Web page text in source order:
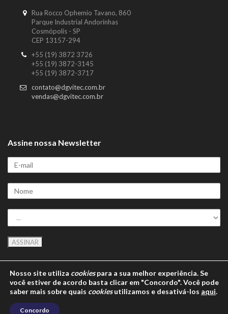
Rua Rocco Ophemio Tavano, 860
Parque Industrial Andorinhas
Cosmópolis - SP
CEP 13157-294
+55 (19) 3872 3726
+55 (19) 3872-3145
+55 (19) 3872-3717
contato@dgvitec.com.br
vendas@dgvitec.com.br
Assine nossa Newsletter
Caldeiraria
Nosso site utiliza cookiespara a sua melhor experiência. Se
você estiver de acordo basta clicar em "Concordo". Você pode
saber mais sobre quais cookiesutilizamos e desativá-los aqui.
Concordo